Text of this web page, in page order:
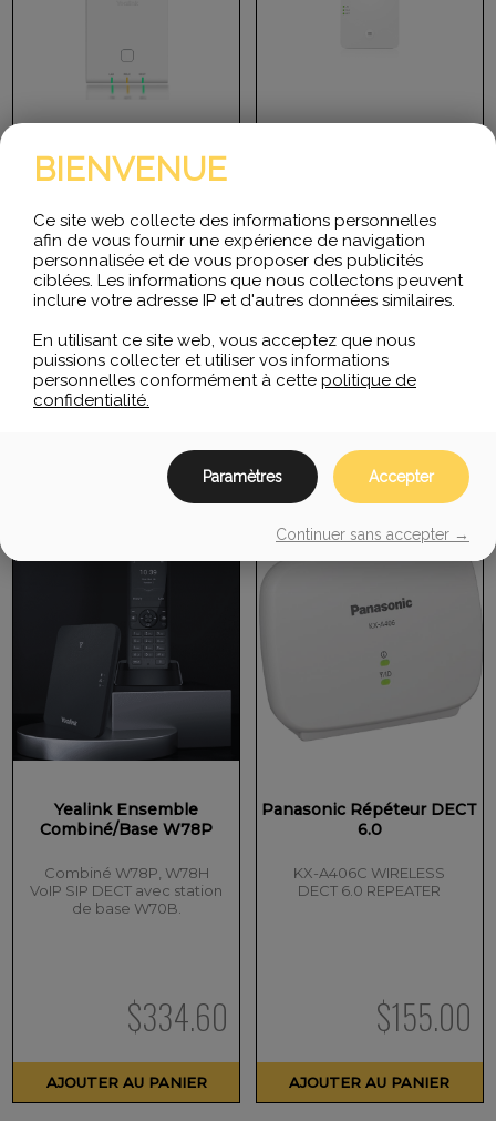
Yealink Base IP Dect W90B
W90B ; Station de base
multicellulaire DECT IP ;
technologie DECT ;
transfert et itinérance
transparents…
$656.60
W80B ; Station de base
multicellulaire IP DECT ;
Technologie DECT ;
Transfert et itinérance
transparents…
$558.60
Yealink Ensemble
Combiné/Base W78P
Combiné W78P, W78H
VoIP SIP DECT avec station
de base W70B.
$334.60
AJOUTER AU PANIER
Panasonic Répéteur DECT
6.0
KX-A406C WIRELESS
DECT 6.0 REPEATER
$155.00
AJOUTER AU PANIER
BIENVENUE
Ce site web collecte des informations personnelles
afin de vous fournir une expérience de navigation
personnalisée et de vous proposer des publicités
ciblées. Les informations que nous collectons peuvent
inclure votre adresse IP et d'autres données similaires.
En utilisant ce site web, vous acceptez que nous
puissions collecter et utiliser vos informations
personnelles conformément à cette politique de
confidentialité.
Paramètres Accepter
Continuer sans accepter →